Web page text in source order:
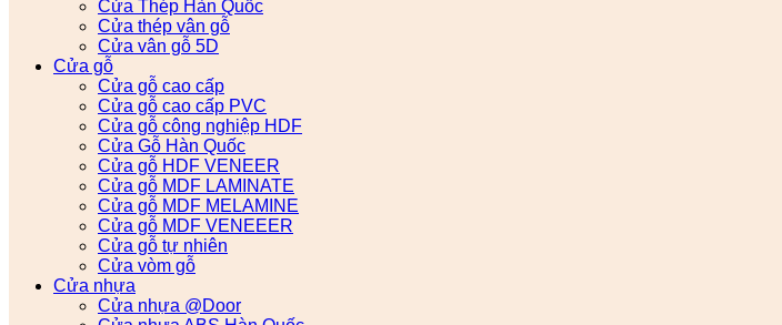
Cửa Thép Hàn Quốc
Cửa thép vân gỗ
Cửa vân gỗ 5D
Cửa gỗ
Cửa gỗ cao cấp
Cửa gỗ cao cấp PVC
Cửa gỗ công nghiệp HDF
Cửa Gỗ Hàn Quốc
Cửa gỗ HDF VENEER
Cửa gỗ MDF LAMINATE
Cửa gỗ MDF MELAMINE
Cửa gỗ MDF VENEEER
Cửa gỗ tự nhiên
Cửa vòm gỗ
Cửa nhựa
Cửa nhựa @Door